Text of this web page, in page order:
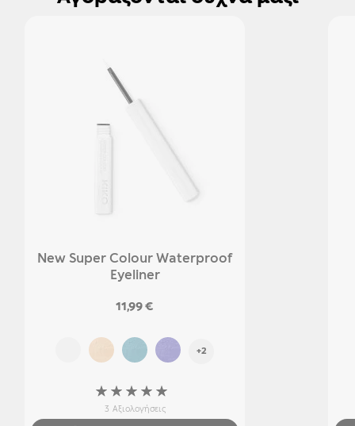
New Super Colour Waterproof
Eyeliner
11,99 €
+2
Βαθμολογία:
100%
3 Αξιολογήσεις